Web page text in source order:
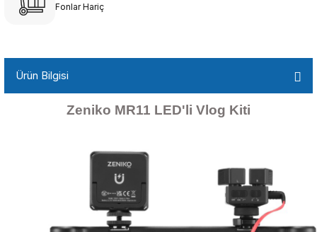
Fonlar Hariç
Ürün Bilgisi
Zeniko MR11 LED'li Vlog Kiti